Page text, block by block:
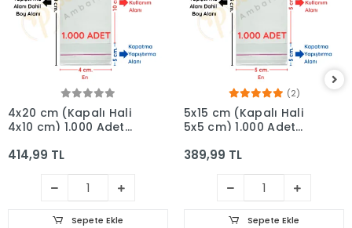
4x20 cm (Kapalı Hali
4x10 cm) 1.000 Adet
Şapkalı Poşet
414,99 TL
Sepete Ekle
(2)
5x15 cm (Kapalı Hali
5x5 cm) 1.000 Adet
Şapkalı Poşet
389,99 TL
Sepete Ekle